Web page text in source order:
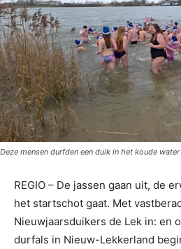
Deze mensen durfden een duik in het koude
REGIO – De jassen gaan uit, de
het startschot gaat. Met
Nieuwjaarsduikers de Lek in: en
durfals in Nieuw-Lekkerland